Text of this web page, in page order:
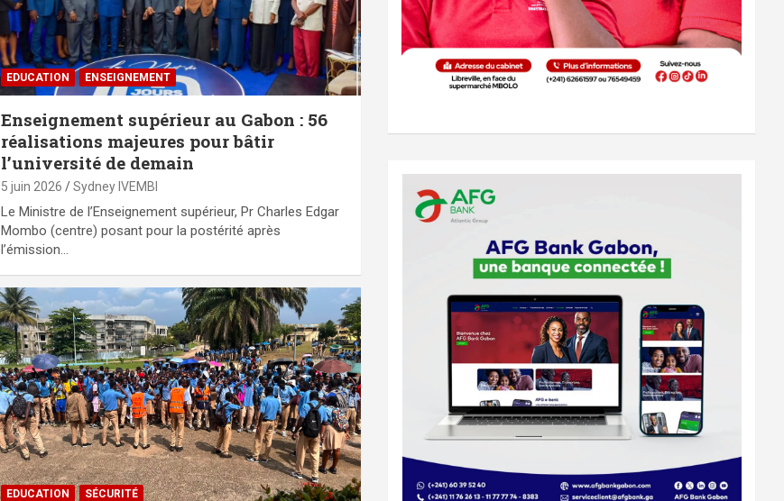
EDUCATION ENSEIGNEMENT
Enseignement supérieur au Gabon : 56
réalisations majeures pour bâtir
l’université de demain
5 juin 2026 Sydney IVEMBI
Le Ministre de l’Enseignement supérieur, Pr Charles Edgar
Mombo (centre) posant pour la postérité après
l’émission…
EDUCATION SÉCURITÉ